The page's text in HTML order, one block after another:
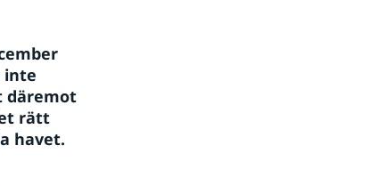
inte
däremot
rätt
havet.